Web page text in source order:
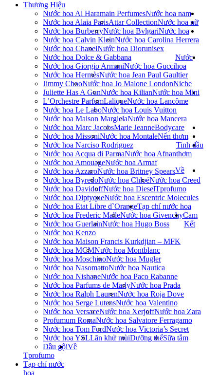
Thương Hiệu
Nước hoa Al Haramain Perfumes
Nước hoa Alaia ParisAttar Collection
Nước hoa BurberryNước hoa Bvlgari
Nước hoa Calvin KleinNước hoa Carolina Herrera
Nước hoa ChanelNước hoa Dior
Nước hoa Dolce & Gabbana
Nước hoa Giorgio ArmaniNước hoa Gucci
Nước hoa HermèsNước hoa Jean Paul Gaultier
Jimmy ChooNước hoa Jo Malone London
Juliette Has A GunNước hoa Kilian
L’Orchestre ParfumLaliqueNước hoa Lancôme
Nước hoa Le LaboNước hoa Louis Vuitton
Nước hoa Maison MargielaNước hoa Mancera
Nước hoa Marc JacobsMarie Jeanne
Nước hoa MissoniNước hoa Montale
Nước hoa Narciso Rodriguez
Nước hoa Acqua di ParmaNước hoa Afnan
Nước hoa AmouageNước hoa Armaf
Nước hoa AzzaroNước hoa Britney Spears
Nước hoa ByredoNước hoa ChloéNước hoa Creed
Nước hoa DavidoffNước hoa Diesel
Nước hoa DiptyqueNước hoa Escentric Molecules
Nước hoa Etat Libre d`Orange
Nước hoa Frederic MalleNước hoa Givenchy
Nước hoa GuerlainNước hoa Hugo Boss
Nước hoa Kenzo
Nước hoa Maison Francis Kurkdjian – MFK
Nước hoa MCMNước hoa Montblanc
Nước hoa MoschinoNước hoa Mugler
Nước hoa NasomattoNước hoa Nautica
Nước hoa NishaneNước hoa Paco Rabanne
Nước hoa Parfums de MarlyNước hoa Prada
Nước hoa Ralph LaurenNước hoa Roja Dove
Nước hoa Serge LutensNước hoa Valentino
Nước hoa VersaceNước hoa XerjoffNước hoa Zara
Profumum RomaNước hoa Salvatore Ferragamo
Nước hoa Tom FordNước hoa Victoria’s Secret
Nước hoa YSL
Nước hoa nam
Nước hoa nữ
Nước hoa
unisex
Nước
hoa
Niche
Nước hoa Mini
Bodycare
Lăn khử mùiDưỡng thểSữa tắm
Dầu gội
Nến thơm
Tinh dầu
thơm
Về
Tprofumo
Tạp chí nước hoa
Cam
Kết
Về
Tprofumo
Tạp chí nước
hoa